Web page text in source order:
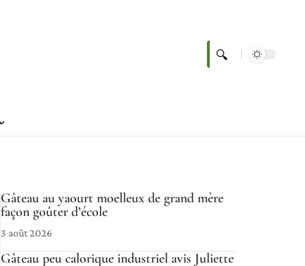
Gâteau au yaourt moelleux de grand mère
façon goûter d’école
3 août 2026
Gâteau peu calorique industriel avis Juliette